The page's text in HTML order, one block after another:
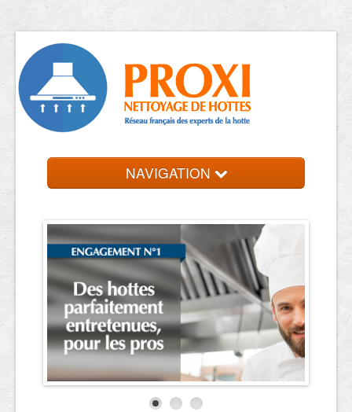
NAVIGATION
Trouver votre entreprise
Contact et devis